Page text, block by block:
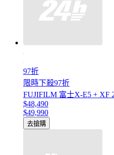
97折
限時下殺97折
FUJIFILM 富士X-E5 + XF
$48,490
$49,990
去搶購